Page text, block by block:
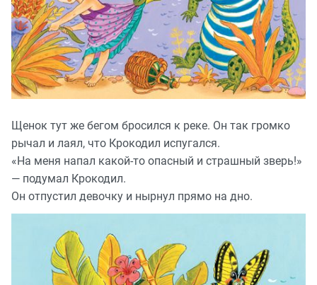
Щенок тут же бегом бросился к реке. Он так громко
рычал и лаял, что Крокодил испугался.
«На меня напал какой-то опасный и страшный зверь!»
— подумал Крокодил.
Он отпустил девочку и нырнул прямо на дно.